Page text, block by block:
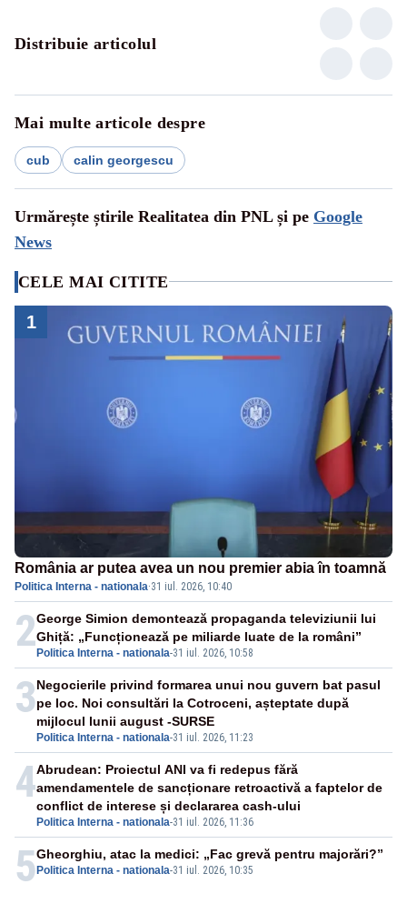
Distribuie articolul
Mai multe articole despre
cub calin georgescu
Urmărește știrile Realitatea din PNL și pe Google
News
CELE MAI CITITE
1
România ar putea avea un nou premier abia în toamnă
Politica Interna - nationala·31 iul. 2026, 10:40
2 Politica Interna - nationala-31 iul. 2026, 10:58
George Simion demontează propaganda televiziunii lui
Ghiță: „Funcționează pe miliarde luate de la români”
3
Politica Interna - nationala-31 iul. 2026, 11:23
Negocierile privind formarea unui nou guvern bat pasul
pe loc. Noi consultări la Cotroceni, așteptate după
mijlocul lunii august -SURSE
4
Politica Interna - nationala-31 iul. 2026, 11:36
Abrudean: Proiectul ANI va fi redepus fără
amendamentele de sancționare retroactivă a faptelor de
conflict de interese și declararea cash-ului
5 Politica Interna - nationala-31 iul. 2026, 10:35
Gheorghiu, atac la medici: „Fac grevă pentru majorări?”